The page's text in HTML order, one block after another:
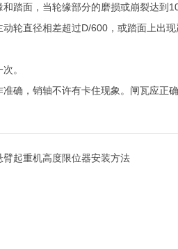
面，当轮缘部分的磨损或崩裂达到
直径相差超过D/600，或踏面上出现
。
，销轴不许有卡住现象。闸瓦应正确
臂起重机高度限位器安装方法